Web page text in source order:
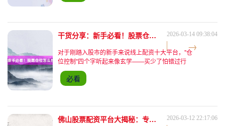
干货分享：新手必看！股票仓位怎么控制才稳妥？ 2026-03-14 09:38:04
对于刚踏入股市的新手来说线上配资十大平台，"仓
位控制"四个字听起来像玄学——买少了怕错过行
情，买多了又怕一夜回到解放前。2023年A股市场波
动率较前两年下降12%（据Wind数据），但仍有超
过60%的
必看
佛山股票配资平台大揭秘：专业服务助力投资稳健增值！ 2026-03-12 22:17:06